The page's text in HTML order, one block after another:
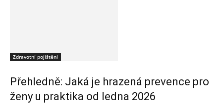
Zdravotní pojištění
Přehledně: Jaká je hrazená prevence pro
ženy u praktika od ledna 2026